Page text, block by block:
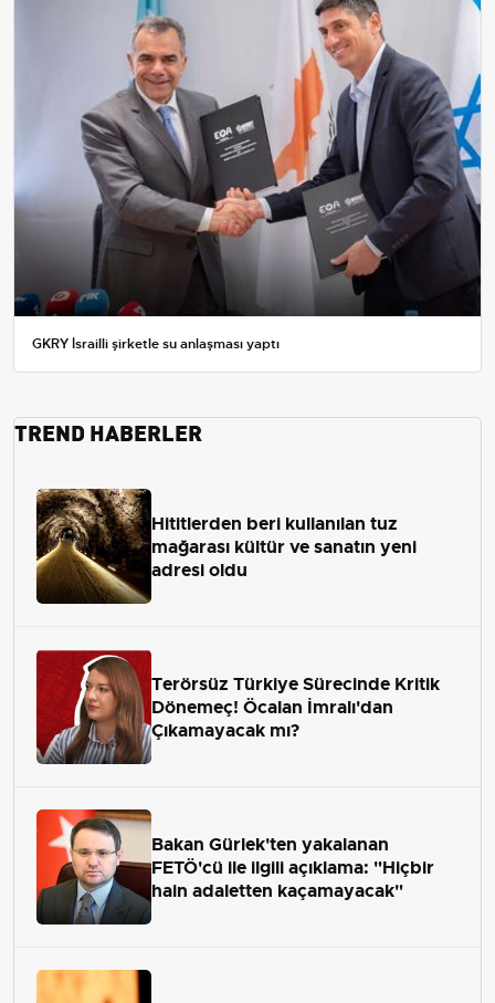
GKRY İsrailli şirketle su anlaşması yaptı
TREND HABERLER
Hititlerden beri kullanılan tuz
mağarası kültür ve sanatın yeni
adresi oldu
Terörsüz Türkiye Sürecinde Kritik
Dönemeç! Öcalan İmralı'dan
Çıkamayacak mı?
Bakan Gürlek'ten yakalanan
FETÖ'cü ile ilgili açıklama: "Hiçbir
hain adaletten kaçamayacak"